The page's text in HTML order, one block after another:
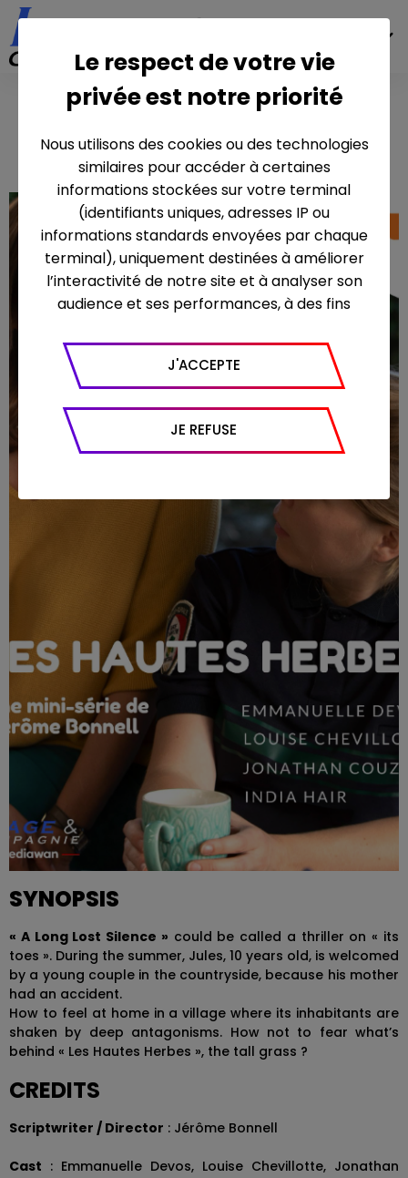
A Long Lost
Silence
SYNOPSIS
« A Long Lost Silence » could be called a thriller on « its
toes ». During the summer, Jules, 10 years old, is welcomed
by a young couple in the countryside, because his mother
had an accident.
How to feel at home in a village where its inhabitants are
shaken by deep antagonisms. How not to fear what’s
behind « Les Hautes Herbes », the tall grass ?
CREDITS
Scriptwriter / Director : Jérôme Bonnell
Cast : Emmanuelle Devos, Louise Chevillotte, Jonathan
Le respect de votre vie
privée est notre priorité
Nous utilisons des cookies ou des technologies
similaires pour accéder à certaines
informations stockées sur votre terminal
(identifiants uniques, adresses IP ou
informations standards envoyées par chaque
terminal), uniquement destinées à améliorer
l’interactivité de notre site et à analyser son
audience et ses performances, à des fins
Google Analytics pour générer des rapports
sur le trafic (nombre de visites, temps passé
sur le site, nombre de pages vues en moyenne,
appareil et navigateur utilisé, emplacement
géographique), l’origine du trafic et la
J'ACCEPTE
JE REFUSE